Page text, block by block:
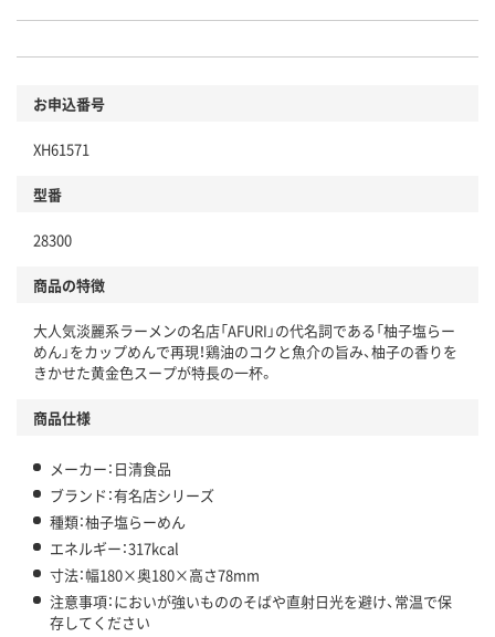
お申込番号
XH61571
型番
28300
商品の特徴
大人気淡麗系ラーメンの名店「AFURI」の代名詞である「柚子塩らー
めん」をカップめんで再現！鶏油のコクと魚介の旨み、柚子の香りを
きかせた黄金色スープが特長の一杯。
商品仕様
メーカー：日清食品
ブランド：有名店シリーズ
種類：柚子塩らーめん
エネルギー：317kcal
寸法：幅180×奥180×高さ78mm
注意事項：においが強いもののそばや直射日光を避け、常温で保
存してください